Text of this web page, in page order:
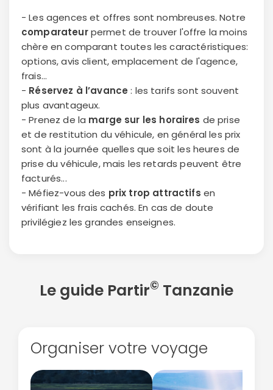
- Les agences et offres sont nombreuses. Notre
comparateurpermet de trouver l'offre la moins
chère en comparant toutes les caractéristiques:
options, avis client, emplacement de l'agence,
frais...
- Réservez à l’avance : les tarifs sont souvent
plus avantageux.
- Prenez de la marge sur les horaires de prise
et de restitution du véhicule, en général les prix
sont à la journée quelles que soit les heures de
prise du véhicule, mais les retards peuvent être
facturés...
- Méfiez-vous des prix trop attractifs en
vérifiant les frais cachés. En cas de doute
privilégiez les grandes enseignes.
Le guide Partir© Tanzanie
Organiser votre voyage